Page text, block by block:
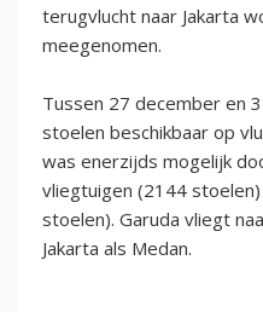
terugvlucht naar Jakarta
meegenomen.
Tussen 27 december en
stoelen beschikbaar op
was enerzijds mogelijk
vliegtuigen (2144
stoelen). Garuda vliegt
Jakarta als Medan.